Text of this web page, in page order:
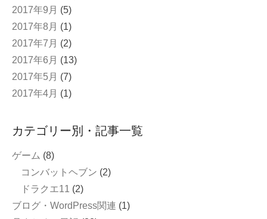
2017年9月 (5)
2017年8月 (1)
2017年7月 (2)
2017年6月 (13)
2017年5月 (7)
2017年4月 (1)
カテゴリー別・記事一覧
ゲーム (8)
コンバットヘブン (2)
ドラクエ11 (2)
ブログ・WordPress関連 (1)